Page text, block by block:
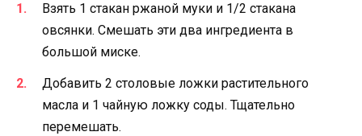
Взять 1 стакан ржаной муки и 1/2 стакана
овсянки. Смешать эти два ингредиента в
большой миске.
Добавить 2 столовые ложки растительного
масла и 1 чайную ложку соды. Тщательно
перемешать.